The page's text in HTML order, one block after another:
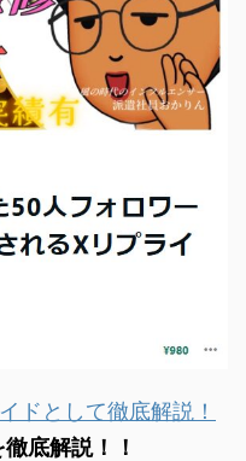
ドとして徹底解説！
底解説！！